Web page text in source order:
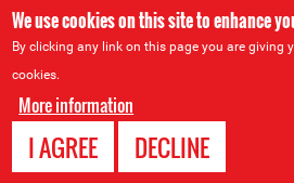
We use cookies on this site to enhance
By clicking any link on this page you are giving
cookies.
More information
I AGREE DECLINE